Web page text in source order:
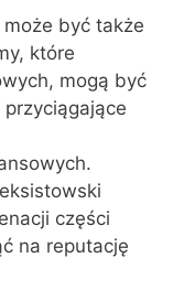
być także
które
mogą być
części
na reputację